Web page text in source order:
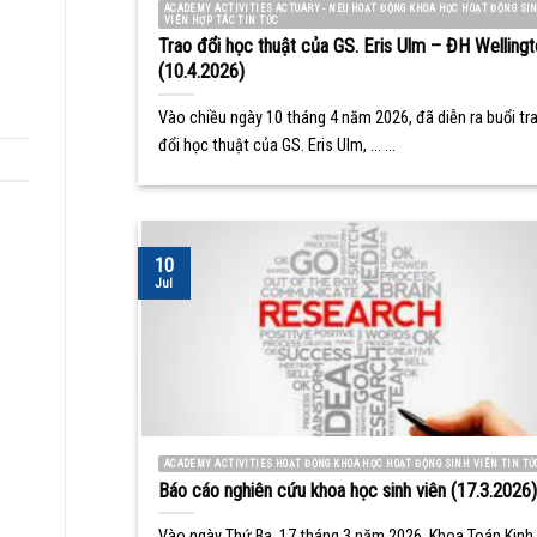
ACADEMY ACTIVITIES ACTUARY - NEU HOẠT ĐỘNG KHOA HỌC HOẠT ĐỘNG
VIÊN HỢP TÁC TIN TỨC
Trao đổi học thuật của GS. Eris Ulm – ĐH
(10.4.2026)
Vào chiều ngày 10 tháng 4 năm 2026, đã diễn ra buổi
đổi học thuật của GS. Eris Ulm, ... ...
ACADEMY ACTIVITIES HOẠT ĐỘNG KHOA HỌC HOẠT ĐỘNG SINH VIÊN TIN
Báo cáo nghiên cứu khoa học sinh viên (17.3.2026)
10
Jul